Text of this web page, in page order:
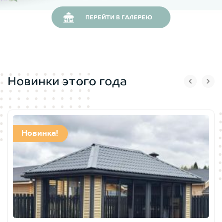
сделан из толстой и крепкой шпунтованной
доски камерной сушки. В отличии от других
Высокий двухъярусный свод
замечательную иллюминацию внутри беседки. Так же
второй ярус кровли беседки даст приток свежего воздуха
и хорошую вентиляцию.
Кровля беседки 1627
выполняется кровельным
материалом проверенных поставщиков. Мягкую черепицу
для беседок мы заказываем у Shinglas и Katepal.
Качественный кровельный материал снизит шум в беседке
во время дождя, компенсирует жару и не задержит снег во
время зимы.
ПЕРЕЙТИ В ГАЛЕРЕЮ
Новинки этого года
Новинка!